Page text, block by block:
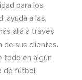
para los
ayuda a las
allá a través
de sus clientes.
todo en algún
de fútbol.